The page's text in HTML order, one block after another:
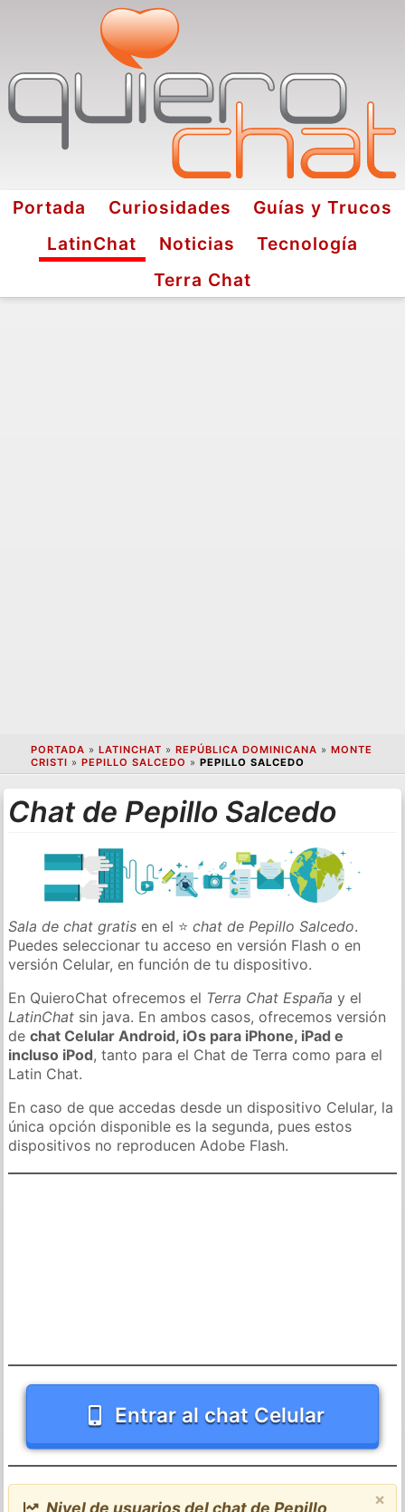
Portada Curiosidades
Guías y Trucos
LatinChat
Noticias
Tecnología
Terra Chat
PORTADA » LATINCHAT » REPÚBLICA DOMINICANA » MONTE
CRISTI » PEPILLO SALCEDO » PEPILLO SALCEDO
Chat de Pepillo Salcedo
Sala de chat gratis en el ⭐chat de Pepillo Salcedo.
Puedes seleccionar tu acceso en versión Flash o en
versión Celular, en función de tu dispositivo.
En QuieroChat ofrecemos el Terra Chat España y el
LatinChat sin java. En ambos casos, ofrecemos versión
dechat Celular Android, iOs para iPhone, iPad e
incluso iPod, tanto para el Chat de Terra como para el
Latin Chat.
En caso de que accedas desde un dispositivo Celular, la
única opción disponible es la segunda, pues estos
dispositivos no reproducen Adobe Flash.
Entrar al chat Celular
×
Nivel de usuarios del chat de Pepillo